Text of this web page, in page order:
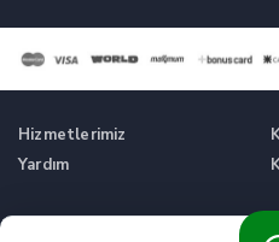
Hizmetlerimiz
Yardım
Tüm Hakları